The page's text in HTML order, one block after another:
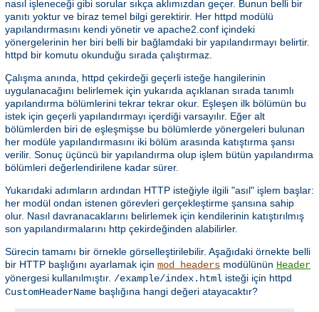
nasıl işleneceği gibi sorular sıkça aklımızdan geçer. Bunun belli bir
yanıtı yoktur ve biraz temel bilgi gerektirir. Her httpd modülü
yapılandırmasını kendi yönetir ve apache2.conf içindeki
yönergelerinin her biri belli bir bağlamdaki bir yapılandırmayı belirtir.
httpd bir komutu okunduğu sırada çalıştırmaz.
Çalışma anında, httpd çekirdeği geçerli isteğe hangilerinin
uygulanacağını belirlemek için yukarıda açıklanan sırada tanımlı
yapılandırma bölümlerini tekrar tekrar okur. Eşleşen ilk bölümün bu
istek için geçerli yapılandırmayı içerdiği varsayılır. Eğer alt
bölümlerden biri de eşleşmişse bu bölümlerde yönergeleri bulunan
her modüle yapılandırmasını iki bölüm arasında katıştırma şansı
verilir. Sonuç üçüncü bir yapılandırma olup işlem bütün yapılandırma
bölümleri değerlendirilene kadar sürer.
Yukarıdaki adımların ardından HTTP isteğiyle ilgili "asıl" işlem başlar:
her modül ondan istenen görevleri gerçekleştirme şansına sahip
olur. Nasıl davranacaklarını belirlemek için kendilerinin katıştırılmış
son yapılandırmalarını http çekirdeğinden alabilirler.
Sürecin tamamı bir örnekle görselleştirilebilir. Aşağıdaki örnekte belli
bir HTTP başlığını ayarlamak için mod_headers modülünün Header
yönergesi kullanılmıştır. /example/index.html isteği için httpd
CustomHeaderName başlığına hangi değeri atayacaktır?